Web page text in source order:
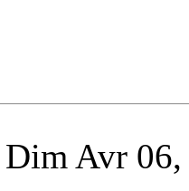
Avr